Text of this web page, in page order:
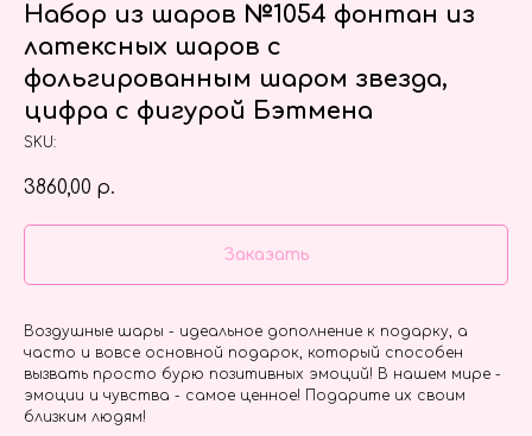
Набор из шаров №1054 фонтан из
латексных шаров с
фольгированным шаром звезда,
цифра с фигурой Бэтмена
SKU:
3860,00 р.
Заказать
Воздушные шары - идеальное дополнение к подарку, а
часто и вовсе основной подарок, который способен
вызвать просто бурю позитивных эмоций! В нашем мире -
эмоции и чувства - самое ценное! Подарите их своим
близким людям!